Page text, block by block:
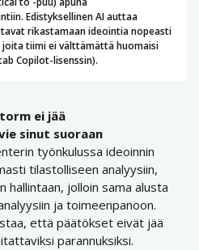
Edistyksellinen AI auttaa
rikastamaan ideointia nopeasti
tiimi ei välttämättä huomaisi
Copilot-lisenssin).
ei jää
sinut suoraan
työnkulussa ideoinnin
tilastolliseen analyysiin,
hallintaan, jolloin sama alusta
ja toimeenpanoon.
että päätökset eivät jää
parannuksiksi.